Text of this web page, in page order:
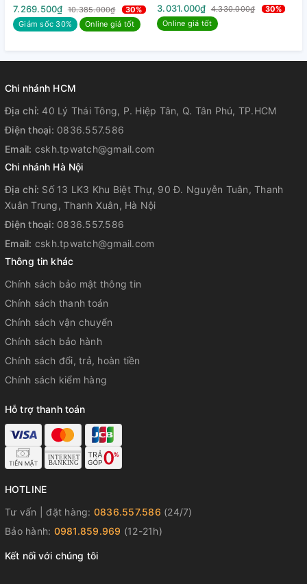
| Kính Sapphire | Năng lượng
ánh sáng
7.269.500₫ 10.385.000₫
30%
Giảm sốc 30%
Online giá tốt
3.031.000₫ 4.330.000₫
30%
Online giá tốt
Chi nhánh HCM
Địa chỉ: 40 Lý Thái Tông, P. Hiệp Tân, Q. Tân Phú, TP.HCM
Điện thoại: 0836.557.586
Email: cskh.tpwatch@gmail.com
Chi nhánh Hà Nội
Địa chỉ: Số 13 LK3 Khu Biệt Thự, 90 Đ. Nguyễn Tuân, Thanh
Xuân Trung, Thanh Xuân, Hà Nội
Điện thoại: 0836.557.586
Email: cskh.tpwatch@gmail.com
Thông tin khác
Chính sách bảo mật thông tin
Chính sách thanh toán
Chính sách vận chuyển
Chính sách bảo hành
Chính sách đổi, trả, hoàn tiền
Chính sách kiểm hàng
Hỗ trợ thanh toán
HOTLINE
Tư vấn | đặt hàng: 0836.557.586 (24/7)
Bảo hành: 0981.859.969 (12-21h)
Kết nối với chúng tôi